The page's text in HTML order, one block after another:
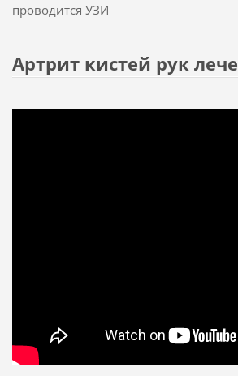
проводится УЗИ
Артрит кистей рук